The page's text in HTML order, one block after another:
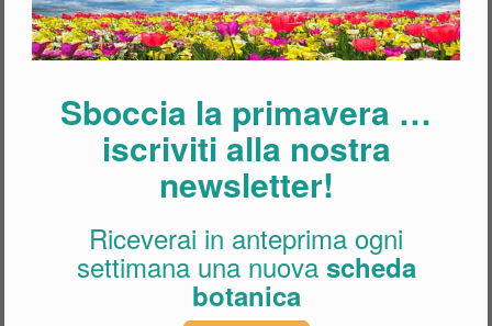
Sboccia la primavera …
iscriviti alla nostra
newsletter!
Riceverai in anteprima ogni
settimana una nuovascheda
botanica